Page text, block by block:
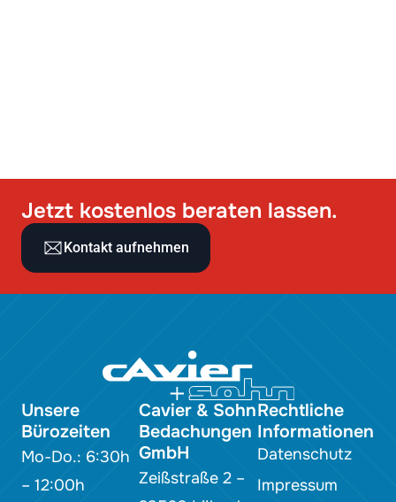
Jetzt kostenlos beraten lassen.
Kontakt aufnehmen
Unsere
Bürozeiten
Mo-Do.: 6:30h
– 12:00h
Cavier & Sohn
Bedachungen
GmbH
Zeißstraße 2 –
Rechtliche
Informationen
Datenschutz
Impressum